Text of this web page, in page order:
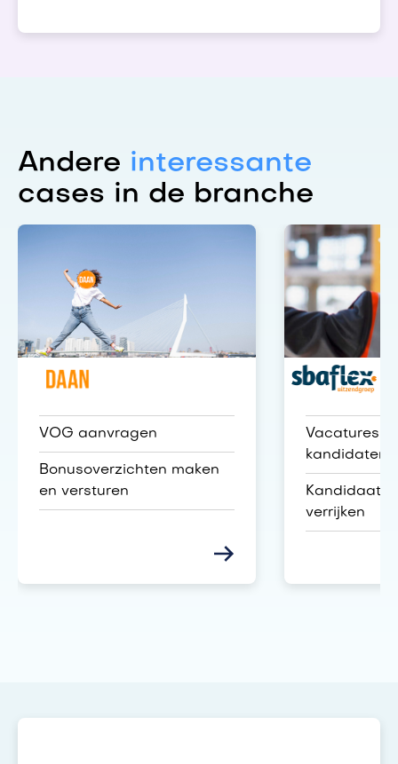
Andere interessante
cases in de branche
Daan
VOG aanvragen
Bonusoverzichten maken
en versturen
SBA Flex
Vacatures
kandidaten
verrijken